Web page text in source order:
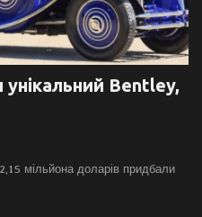
унікальний Bentley,
мільйона доларів придбали